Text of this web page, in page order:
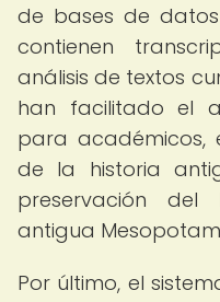
de bases de
contienen
análisis de textos
han facilitado el
para académicos,
de la historia
preservación
antigua
Por último, el